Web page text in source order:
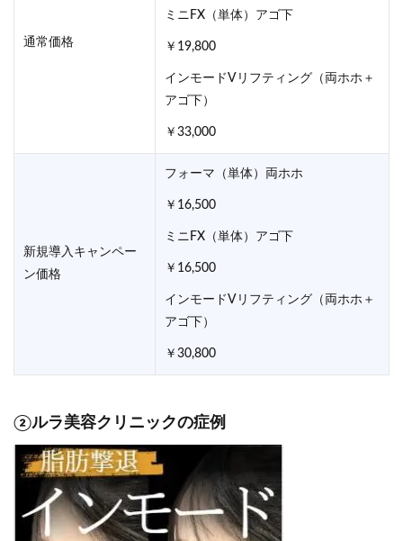
通常価格
ミニFX（単体）アゴ下
￥19,800
インモードVリフティング（両ホホ＋
アゴ下）
￥33,000
新規導入キャンペー
ン価格
フォーマ（単体）両ホホ
￥16,500
ミニFX（単体）アゴ下
￥16,500
インモードVリフティング（両ホホ＋
アゴ下）
￥30,800
②ルラ美容クリニックの症例